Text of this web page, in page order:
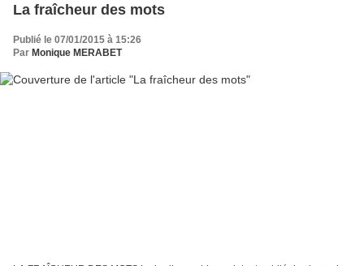
La fraîcheur des mots
Publié le 07/01/2015 à 15:26
Par Monique MERABET